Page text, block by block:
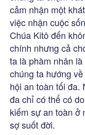
cảm nhận một
việc nhận cuộc
Chúa Kitô đến
chính nhưng cả
ta là phàm nhân
chúng ta hướng
hội an toàn tối đa.
đa chỉ có thể có
kiếm sự an toàn ở
sợ suốt đời.